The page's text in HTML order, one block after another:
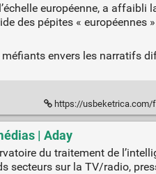
européenne, a
des pépites «
envers les narratifs
https://usbeketrica.com/fr/article/ia-
| Aday
du traitement de
secteurs sur la TV/radio,